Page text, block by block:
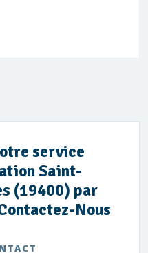
service
Saint-
(19400) par
Nous